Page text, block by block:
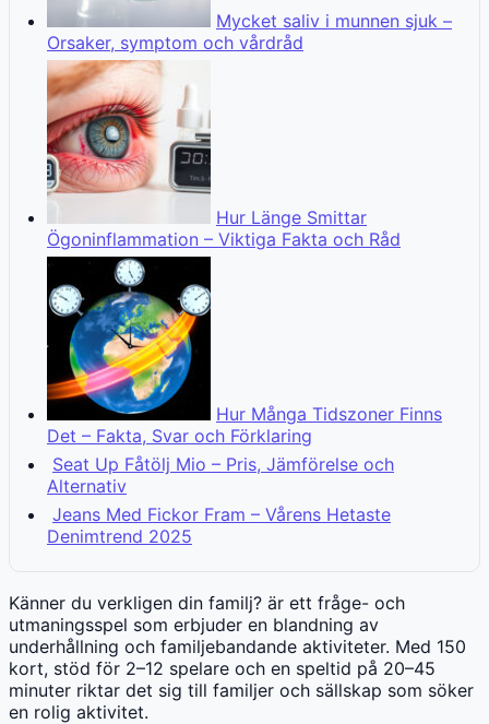
Mycket saliv i munnen sjuk –
Orsaker, symptom och vårdråd
Hur Länge Smittar
Ögoninflammation – Viktiga Fakta och Råd
Hur Många Tidszoner Finns
Det – Fakta, Svar och Förklaring
Seat Up Fåtölj Mio – Pris, Jämförelse och
Alternativ
Jeans Med Fickor Fram – Vårens Hetaste
Denimtrend 2025
Känner du verkligen din familj? är ett fråge- och
utmaningsspel som erbjuder en blandning av
underhållning och familjebandande aktiviteter. Med 150
kort, stöd för 2–12 spelare och en speltid på 20–45
minuter riktar det sig till familjer och sällskap som söker
en rolig aktivitet.